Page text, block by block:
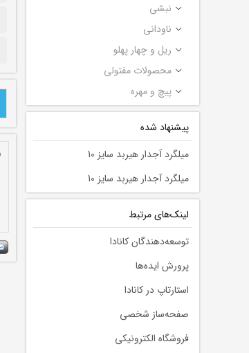
نبشی
ناودانی
ریل و چهار پهلو
محصولات مفتولی
پیچ و مهره
پیشنهاد شده
میلگرد آجدار هیربد سایز 10
میلگرد آجدار هیربد سایز 10
لينك‌های مرتبط
توسعه‌دهندگان کانادا
پرورش ایده‌ها
استارتاپ در کانادا
صفحه‌ساز شخصی
فروشگاه الکترونیکی